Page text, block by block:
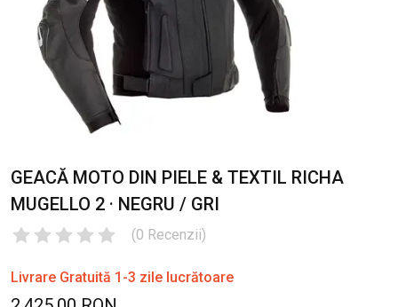
GEACĂ MOTO DIN PIELE & TEXTIL RICHA
MUGELLO 2 · NEGRU / GRI
(0 Recenzii)
Livrare Gratuită 1-3 zile lucrătoare